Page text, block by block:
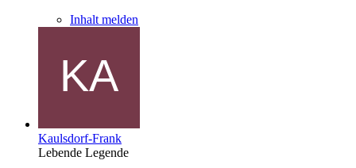
Inhalt melden
Kaulsdorf-Frank
Lebende Legende